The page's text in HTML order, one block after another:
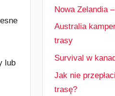
lub
Nowa Zelandia
Australia
trasy
Survival w
Jak nie
trasę?